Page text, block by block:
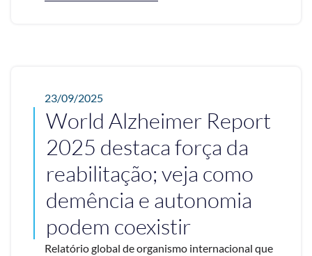
23/09/2025
World Alzheimer Report
2025 destaca força da
reabilitação; veja como
demência e autonomia
podem coexistir
Relatório global de organismo internacional que